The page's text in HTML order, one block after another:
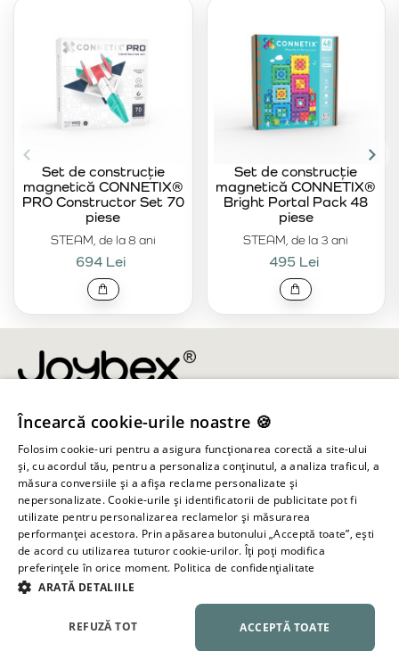
STEAM, de la 8 ani
Set de construcție
magnetică CONNETIX®
PRO Constructor Set 70
piese
694 Lei
STEAM, de la 3 ani
Set de construcție
magnetică CONNETIX®
Bright Portal Pack 48
piese
495 Lei
info@joybex.ro
Linkuri utile
Cont
Informații despre magazin
Toate drepturile rezervate © 2026Joybex.ro
Încearcă cookie-urile noastre 🍪
Folosim cookie-uri pentru a asigura funcționarea corectă a site-ului
și, cu acordul tău, pentru a personaliza conținutul, a analiza traficul, a
măsura conversiile și a afișa reclame personalizate și
nepersonalizate. Cookie-urile și identificatorii de publicitate pot fi
utilizate pentru personalizarea reclamelor și măsurarea
performanței acestora. Prin apăsarea butonului „Acceptă toate”, ești
de acord cu utilizarea tuturor cookie-urilor. Îți poți modifica
preferințele în orice moment. Politica de confidențialitate
ARATĂ DETALIILE
ACCEPTĂ TOATE
REFUZĂ TOT